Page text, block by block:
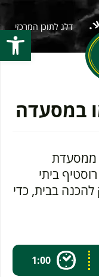
פתח
דלג לתוכן המרכזי
במסעדה
ממסעדת
ביתי
בבית, כדי
1:00